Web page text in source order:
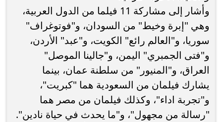
وأشار إلى مشاركة 11 فيلما من الدول العربية،
وهي "إبرة وخيط" من السودان، و"فوتوغراف"
سوريا، و"العالم رائع" الكويت، و"عبد" الأردن،
و"فتى الجمبري" اليمن، و"جالينا الموصل"
العراق، و"المنيور" من سلطنة عمان، بينما
يشارك فيلمان من السعودية هما "كبريت"،
و"تجربة اداء"، وكذلك فيلمان من مصر هما
"رسالة من مجهول"، و"ما يحدث في حياة نادين".